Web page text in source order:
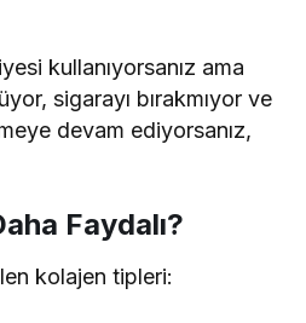
kullanıyorsanız ama
sigarayı bırakmıyor ve
devam ediyorsanız,
Faydalı?
kolajen tipleri: